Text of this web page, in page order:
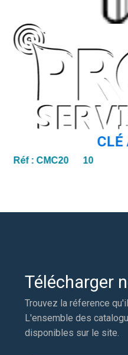
CLÉ
Réf :CMC20 10
Télécharger
Trouvez la réference
L'ensemble des
disponibles sur le site.